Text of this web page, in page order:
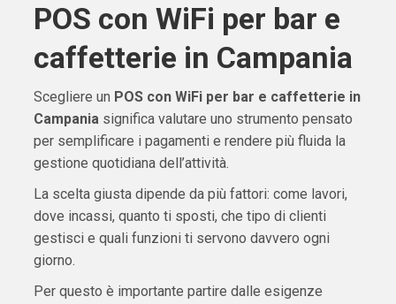
POS con WiFi per bar e
caffetterie in Campania
Scegliere un POS con WiFi per bar e caffetterie in
Campaniasignifica valutare uno strumento pensato
per semplificare i pagamenti e rendere più fluida la
gestione quotidiana dell’attività.
La scelta giusta dipende da più fattori: come lavori,
dove incassi, quanto ti sposti, che tipo di clienti
gestisci e quali funzioni ti servono davvero ogni
giorno.
Per questo è importante partire dalle esigenze